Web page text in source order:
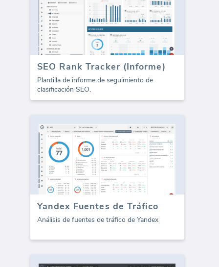
SEO Rank Tracker (Informe)
Plantilla de informe de seguimiento de
clasificación SEO.
Yandex Fuentes de Tráfico
Análisis de fuentes de tráfico de Yandex